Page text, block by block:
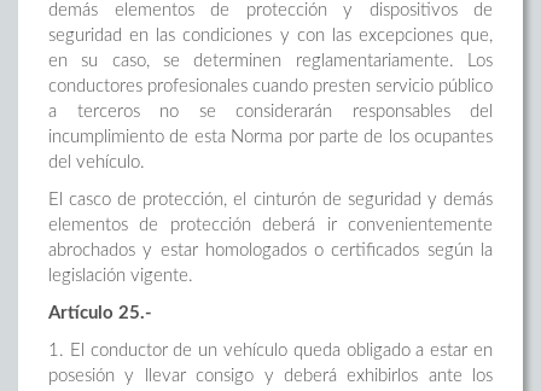
demás elementos de protección y dispositivos de
seguridad en las condiciones y con las excepciones que,
en su caso, se determinen reglamentariamente. Los
conductores profesionales cuando presten servicio público
a terceros no se considerarán responsables del
incumplimiento de esta Norma por parte de los ocupantes
del vehículo.
El casco de protección, el cinturón de seguridad y demás
elementos de protección deberá ir convenientemente
abrochados y estar homologados o certificados según la
legislación vigente.
Artículo 25.-
1. El conductor de un vehículo queda obligado a estar en
posesión y llevar consigo y deberá exhibirlos ante los